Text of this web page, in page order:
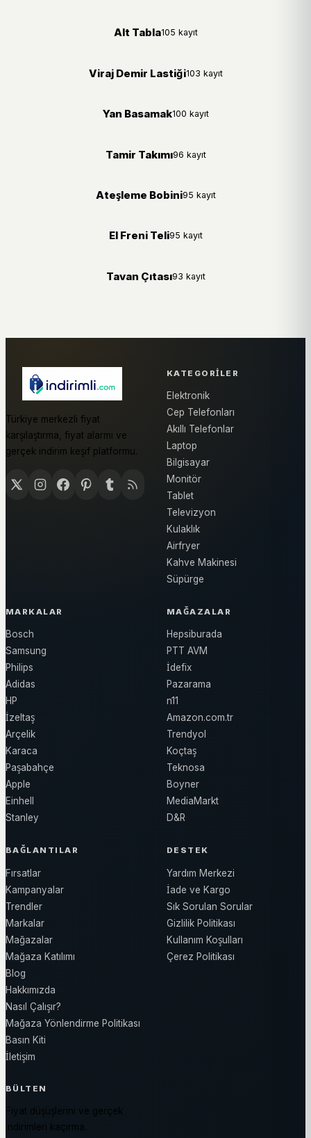
Alt Tabla105 kayıt
Viraj Demir Lastiği103 kayıt
Yan Basamak100 kayıt
Tamir Takımı96 kayıt
Ateşleme Bobini95 kayıt
El Freni Teli95 kayıt
Tavan Çıtası93 kayıt
Türkiye merkezli fiyat
karşılaştırma, fiyat alarmı ve
gerçek indirim keşif platformu.
KATEGORILER
Elektronik
Cep Telefonları
Akıllı Telefonlar
Laptop
Bilgisayar
Monitör
Tablet
Televizyon
Kulaklık
Airfryer
Kahve Makinesi
Süpürge
MARKALAR
Bosch
Samsung
Philips
Adidas
HP
İzeltaş
Arçelik
Karaca
Paşabahçe
Apple
Einhell
Stanley
MAĞAZALAR
Hepsiburada
PTT AVM
İdefix
Pazarama
n11
Amazon.com.tr
Trendyol
Koçtaş
Teknosa
Boyner
MediaMarkt
D&R
BAĞLANTILAR
Fırsatlar
Kampanyalar
Trendler
Markalar
Mağazalar
Mağaza Katılımı
Blog
Hakkımızda
Nasıl Çalışır?
Mağaza Yönlendirme Politikası
Basın Kiti
İletişim
DESTEK
Yardım Merkezi
İade ve Kargo
Sık Sorulan Sorular
Gizlilik Politikası
Kullanım Koşulları
Çerez Politikası
BÜLTEN
Fiyat düşüşlerini ve gerçek
indirimleri kaçırma.